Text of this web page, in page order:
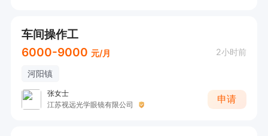
车间操作工
6000-9000 元/月 2小时前
河阳镇
张女士
江苏视远光学眼镜有限公司
申请